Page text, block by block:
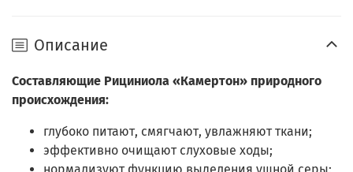
Описание
Составляющие Рициниола «Камертон» природного
происхождения:
глубоко питают, смягчают, увлажняют ткани;
эффективно очищают слуховые ходы;